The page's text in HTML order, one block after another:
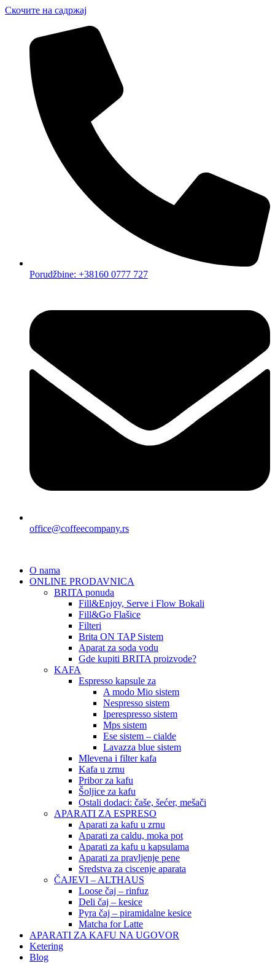
Скочите на садржај
Porudžbine: +38160 0777 727
office@coffeecompany.rs
O nama
ONLINE PRODAVNICA
BRITA ponuda
Fill&Enjoy, Serve i Flow Bokali
Fill&Go Flašice
Filteri
Brita ON TAP Sistem
Aparat za soda vodu
Gde kupiti BRITA proizvode?
KAFA
Espresso kapsule za
A modo Mio sistem
Nespresso sistem
Iperespresso sistem
Mps sistem
Ese sistem – cialde
Lavazza blue sistem
Mlevena i filter kafa
Kafa u zrnu
Pribor za kafu
Šoljice za kafu
Ostali dodaci: čaše, šećer, mešači
APARATI ZA ESPRESO
Aparati za kafu u zrnu
Aparati za caldu, moka pot
Aparati za kafu u kapsulama
Aparati za pravljenje pene
Sredstva za ciscenje aparata
ČAJEVI – ALTHAUS
Loose čaj – rinfuz
Deli čaj – kesice
Pyra čaj – piramidalne kesice
Matcha for Latte
APARATI ZA KAFU NA UGOVOR
Ketering
Blog